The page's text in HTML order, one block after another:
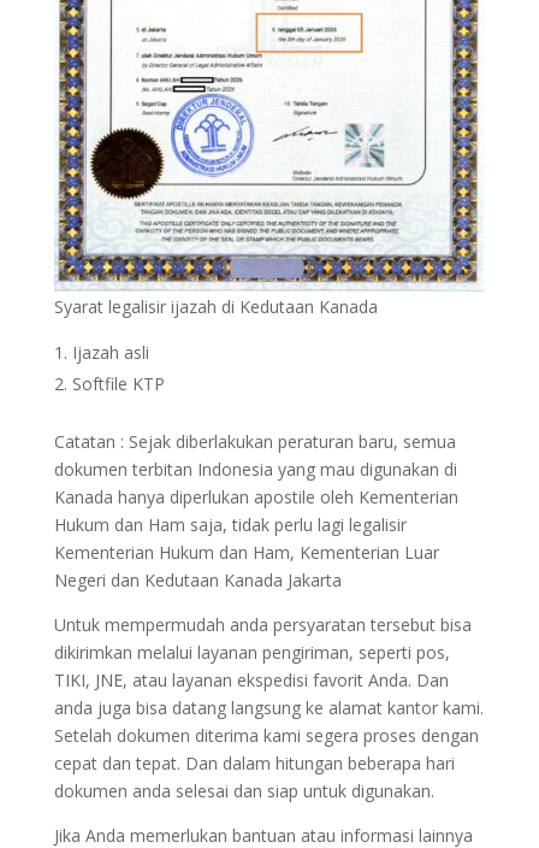
Syarat legalisir ijazah di Kedutaan Kanada
Ijazah asli
Softfile KTP
Catatan : Sejak diberlakukan peraturan baru, semua
dokumen terbitan Indonesia yang mau digunakan di
Kanada hanya diperlukan apostile oleh Kementerian
Hukum dan Ham saja, tidak perlu lagi legalisir
Kementerian Hukum dan Ham, Kementerian Luar
Negeri dan Kedutaan Kanada Jakarta
Untuk mempermudah anda persyaratan tersebut bisa
dikirimkan melalui layanan pengiriman, seperti pos,
TIKI, JNE, atau layanan ekspedisi favorit Anda. Dan
anda juga bisa datang langsung ke alamat kantor kami.
Setelah dokumen diterima kami segera proses dengan
cepat dan tepat. Dan dalam hitungan beberapa hari
dokumen anda selesai dan siap untuk digunakan.
Jika Anda memerlukan bantuan atau informasi lainnya